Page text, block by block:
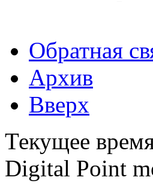
Обратная
Архив
Вверх
Текущее
Digital Point